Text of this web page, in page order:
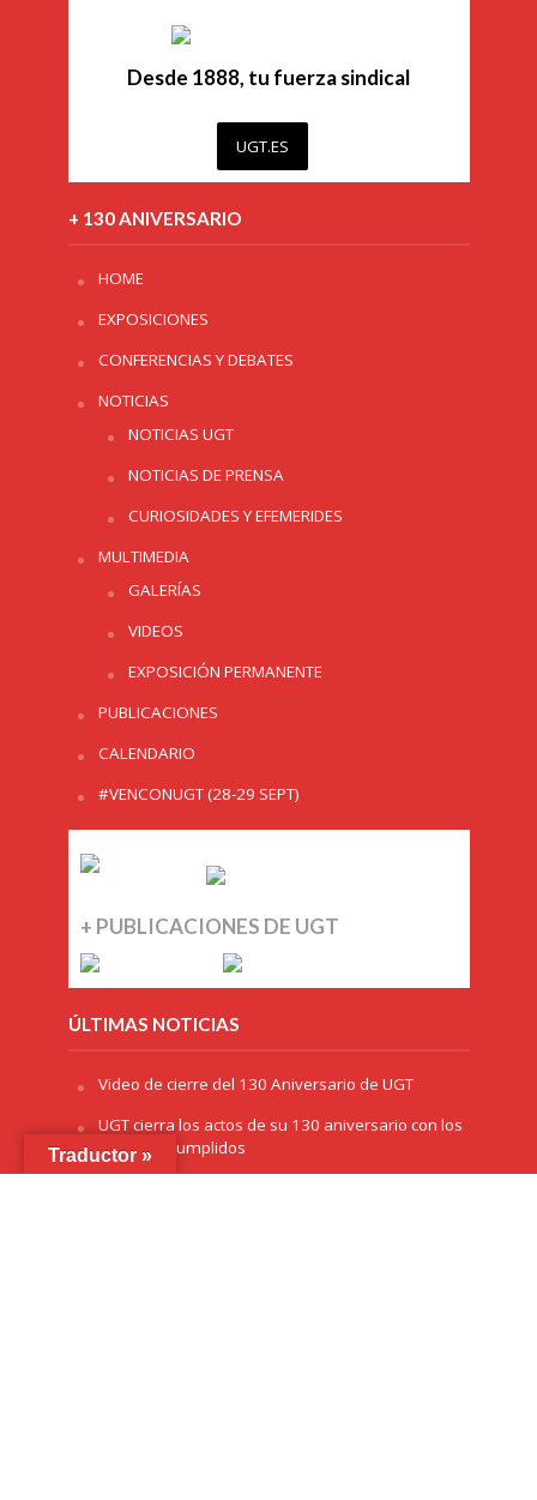
Desde 1888, tu fuerza sindical
UGT.ES
+ 130 ANIVERSARIO
HOME
EXPOSICIONES
CONFERENCIAS Y DEBATES
NOTICIAS
NOTICIAS UGT
NOTICIAS DE PRENSA
CURIOSIDADES Y EFEMERIDES
MULTIMEDIA
GALERÍAS
VIDEOS
EXPOSICIÓN PERMANENTE
PUBLICACIONES
CALENDARIO
#VENCONUGT (28-29 SEPT)
+ PUBLICACIONES DE UGT
ÚLTIMAS NOTICIAS
Video de cierre del 130 Aniversario de UGT
UGT cierra los actos de su 130 aniversario con los
objetivos cumplidos
Traductor »